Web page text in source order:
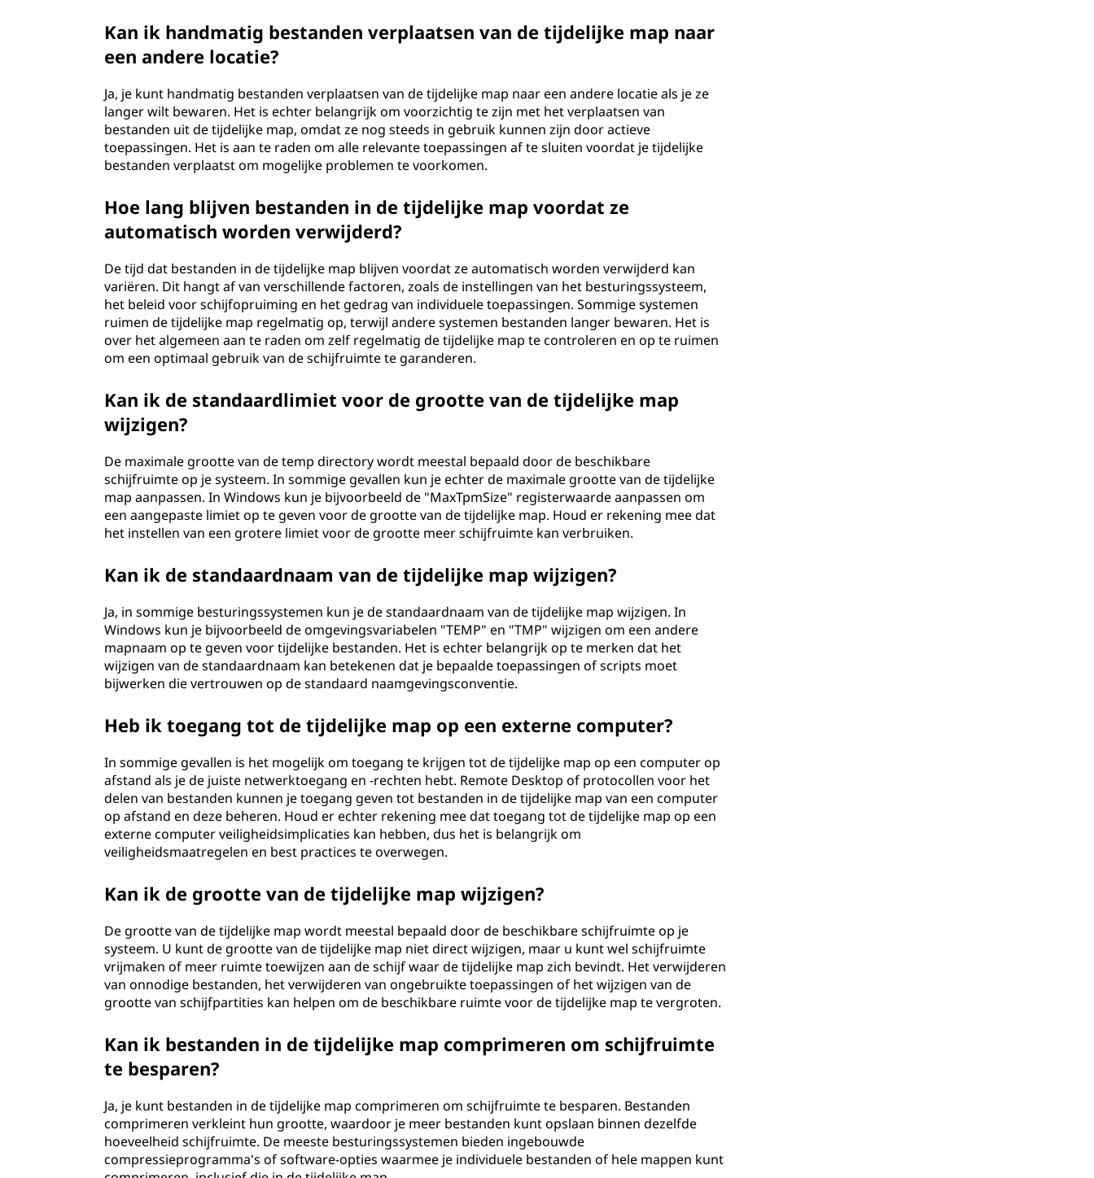
Kan ik handmatig bestanden verplaatsen van de tijdelijke map naar
een andere locatie?
Ja, je kunt handmatig bestanden verplaatsen van de tijdelijke map naar een andere locatie als je ze
langer wilt bewaren. Het is echter belangrijk om voorzichtig te zijn met het verplaatsen van
bestanden uit de tijdelijke map, omdat ze nog steeds in gebruik kunnen zijn door actieve
toepassingen. Het is aan te raden om alle relevante toepassingen af te sluiten voordat je tijdelijke
bestanden verplaatst om mogelijke problemen te voorkomen.
Hoe lang blijven bestanden in de tijdelijke map voordat ze
automatisch worden verwijderd?
De tijd dat bestanden in de tijdelijke map blijven voordat ze automatisch worden verwijderd kan
variëren. Dit hangt af van verschillende factoren, zoals de instellingen van het besturingssysteem,
het beleid voor schijfopruiming en het gedrag van individuele toepassingen. Sommige systemen
ruimen de tijdelijke map regelmatig op, terwijl andere systemen bestanden langer bewaren. Het is
over het algemeen aan te raden om zelf regelmatig de tijdelijke map te controleren en op te ruimen
om een optimaal gebruik van de schijfruimte te garanderen.
Kan ik de standaardlimiet voor de grootte van de tijdelijke map
wijzigen?
De maximale grootte van de temp directory wordt meestal bepaald door de beschikbare
schijfruimte op je systeem. In sommige gevallen kun je echter de maximale grootte van de tijdelijke
map aanpassen. In Windows kun je bijvoorbeeld de "MaxTpmSize" registerwaarde aanpassen om
een aangepaste limiet op te geven voor de grootte van de tijdelijke map. Houd er rekening mee dat
het instellen van een grotere limiet voor de grootte meer schijfruimte kan verbruiken.
Kan ik de standaardnaam van de tijdelijke map wijzigen?
Ja, in sommige besturingssystemen kun je de standaardnaam van de tijdelijke map wijzigen. In
Windows kun je bijvoorbeeld de omgevingsvariabelen "TEMP" en "TMP" wijzigen om een andere
mapnaam op te geven voor tijdelijke bestanden. Het is echter belangrijk op te merken dat het
wijzigen van de standaardnaam kan betekenen dat je bepaalde toepassingen of scripts moet
bijwerken die vertrouwen op de standaard naamgevingsconventie.
Heb ik toegang tot de tijdelijke map op een externe computer?
In sommige gevallen is het mogelijk om toegang te krijgen tot de tijdelijke map op een computer op
afstand als je de juiste netwerktoegang en -rechten hebt. Remote Desktop of protocollen voor het
delen van bestanden kunnen je toegang geven tot bestanden in de tijdelijke map van een computer
op afstand en deze beheren. Houd er echter rekening mee dat toegang tot de tijdelijke map op een
externe computer veiligheidsimplicaties kan hebben, dus het is belangrijk om
veiligheidsmaatregelen en best practices te overwegen.
Kan ik de grootte van de tijdelijke map wijzigen?
De grootte van de tijdelijke map wordt meestal bepaald door de beschikbare schijfruimte op je
systeem. U kunt de grootte van de tijdelijke map niet direct wijzigen, maar u kunt wel schijfruimte
vrijmaken of meer ruimte toewijzen aan de schijf waar de tijdelijke map zich bevindt. Het verwijderen
van onnodige bestanden, het verwijderen van ongebruikte toepassingen of het wijzigen van de
grootte van schijfpartities kan helpen om de beschikbare ruimte voor de tijdelijke map te vergroten.
Kan ik bestanden in de tijdelijke map comprimeren om schijfruimte
te besparen?
Ja, je kunt bestanden in de tijdelijke map comprimeren om schijfruimte te besparen. Bestanden
comprimeren verkleint hun grootte, waardoor je meer bestanden kunt opslaan binnen dezelfde
hoeveelheid schijfruimte. De meeste besturingssystemen bieden ingebouwde
compressieprogramma's of software-opties waarmee je individuele bestanden of hele mappen kunt